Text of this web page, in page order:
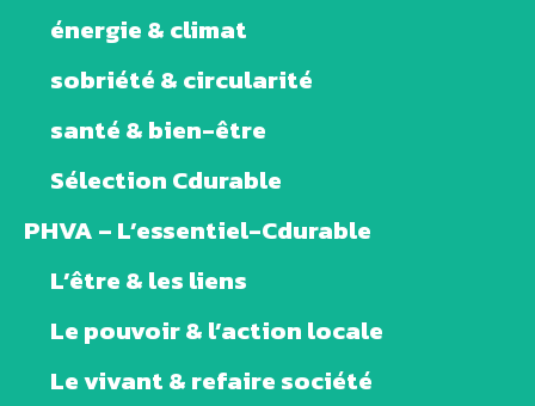
énergie & climat
sobriété & circularité
santé & bien-être
Sélection Cdurable
PHVA – L’essentiel-Cdurable
L’être & les liens
Le pouvoir & l’action locale
Le vivant & refaire société